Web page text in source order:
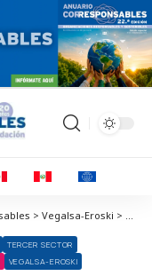
Corresponsables > Organizaciones Corresponsables > Vegalsa-Eroski > Vegalsa-Eroski y Down Coruña acuerdan contribuir a la “inclusión real” de personas con síndrome de Down
TERCER SECTOR
VEGALSA-EROSKI